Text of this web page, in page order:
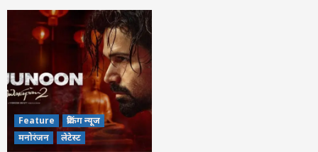
Feature
ब्रेकिंग न्यूज
मनोरंजन
लेटेस्ट
अन्नपूर्ति ग्रेन एटीएम का शुभारंभ
4
Feature छत्तीसगढ़ रायपुर
शिक्षा विभाग की तबादला सूची जारी, 700 शिक्षको
के हुए ट्रांसफर, विभिन्न कारणों से 400 नाम रुके
Feature छत्तीसगढ़
छत्तीसगढ़ में 24 IFS अधिकारियों के तबादले, रायपुर